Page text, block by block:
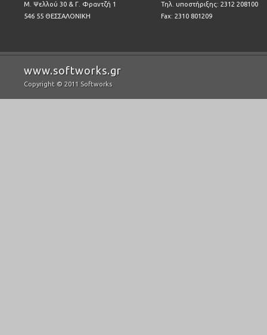
Μ. Ψελλού 30 & Γ. Φραντζή 1
546 55 ΘΕΣΣΑΛΟΝΙΚΗ
Τηλ. υποστήριξης: 2312 208100
Fax: 2310 801209
www.softworks.gr
Copyright © 2011 Softworks